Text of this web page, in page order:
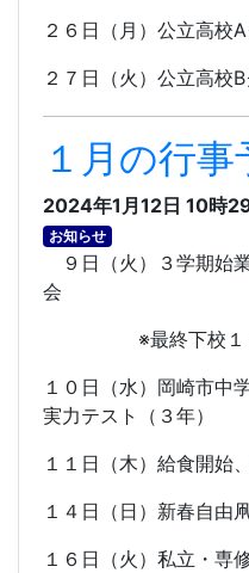
２６日（月）公立高校A
２７日（火）公立高校B
１月の行事
2024年1月12日 10時
お知らせ
９日（火）３学期始
会
※最終下校１２
１０日（水）岡崎市中
実力テスト（３年）
１１日（木）給食開始
１４日（日）新春自由
１６日（火）私立・専